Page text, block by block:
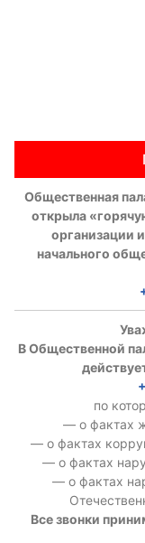
УСТАВ ГКУ
Доходы
Общественная
открыла
организации
начального
В Общественной
по
— о фактах
— о фактах
— о фактах
— о фактах
Все звонки